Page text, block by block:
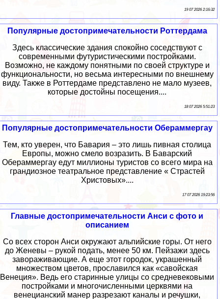
19 07 2026 2:16:32
Популярные достопримечательности Роттердама
Здесь классические здания спокойно соседствуют с
современными футуристическими постройками.
Возможно, не каждому понятными по своей структуре и
функциональности, но весьма интересными по внешнему
виду. Также в Роттердаме представлено не мало музеев,
которые достойны посещения....
18 07 2026 5:51:23
Популярные достопримечательности Обераммергау
Тем, кто уверен, что Бавария – это лишь пивная столица
Европы, можно смело возразить. В Баварский
Обераммергау едут миллионы туристов со всего мира на
грандиозное театральное представление « Страстей
Христовых»....
17 07 2026 19:23:56
Главные достопримечательности Анси с фото и
описанием
Со всех сторон Анси окружают альпийские горы. От него
до Женевы – рукой подать, менее 50 км. Пейзажи здесь
завораживающие. А еще этот городок, украшенный
множеством цветов, прославился как «савойская
Венеция». Ведь его старинные улицы со средневековыми
постройками и многочисленными церквями на
венецианский манер разрезают каналы и речушки,